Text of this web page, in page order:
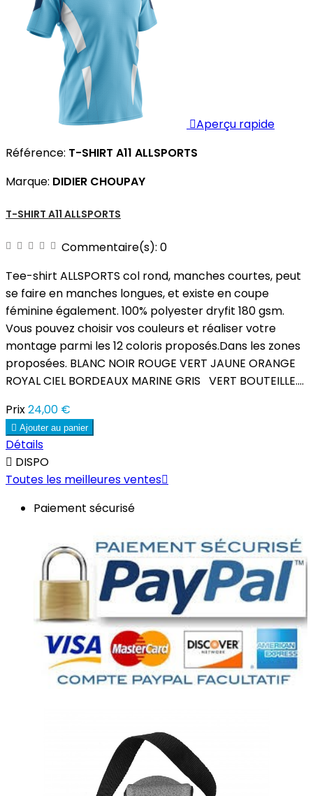
Aperçu rapide
Référence: T-SHIRT A11 ALLSPORTS
Marque: DIDIER CHOUPAY
T-SHIRT A11 ALLSPORTS
Commentaire(s): 0
Tee-shirt ALLSPORTS col rond, manches courtes, peut
se faire en manches longues, et existe en coupe
féminine également. 100% polyester dryfit 180 gsm.
Vous pouvez choisir vos couleurs et réaliser votre
montage parmi les 12 coloris proposés.Dans les zones
proposées. BLANC NOIR ROUGE VERT JAUNE ORANGE
ROYAL CIEL BORDEAUX MARINE GRIS VERT BOUTEILLE....
Prix24,00 €
 Ajouter au panier
Détails
 DISPO
Toutes les meilleures ventes
Paiement sécurisé